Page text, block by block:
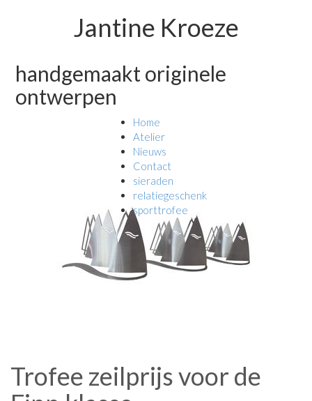
Jantine Kroeze
handgemaakt originele
ontwerpen
Home
Atelier
Nieuws
Contact
sieraden
relatiegeschenk
sporttrofee
Trofee zeilprijs voor de